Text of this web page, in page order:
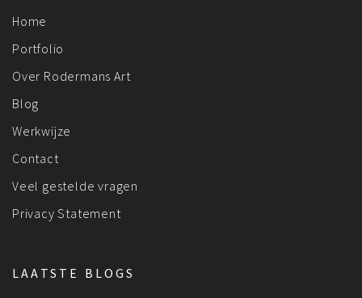
Home
Portfolio
Over Rodermans Art
Blog
Werkwijze
Contact
Veel gestelde vragen
Privacy Statement
LAATSTE BLOGS